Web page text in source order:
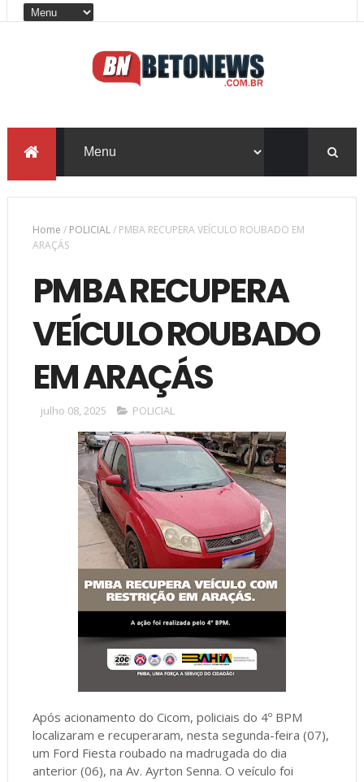
Home / POLICIAL/ PMBA RECUPERA VEÍCULO ROUBADO EM
ARAÇÁS
PMBA RECUPERA
VEÍCULO ROUBADO
EM ARAÇÁS
julho 08, 2025 POLICIAL
Após acionamento do Cicom, policiais do 4º BPM
localizaram e recuperaram, nesta segunda-feira (07),
um Ford Fiesta roubado na madrugada do dia
anterior (06), na Av. Ayrton Senna. O veículo foi